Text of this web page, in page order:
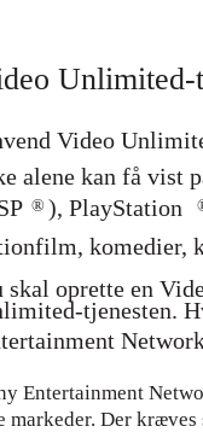
Unlimited-
Video
alene kan få vist
® ), PlayStation
komedier,
skal oprette en
tjenesten.
Entertainment
markeder. Der